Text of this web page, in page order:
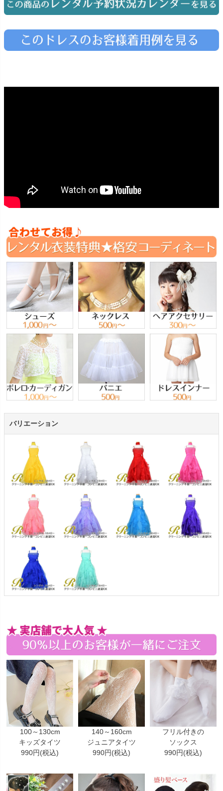
予約 Web または お電話
特典 ヘアメイク・着付け
バリエーション
100～130cm
キッズタイツ
990円(税込)
140～160cm
ジュニアタイツ
990円(税込)
フリル付きの
ソックス
990円(税込)